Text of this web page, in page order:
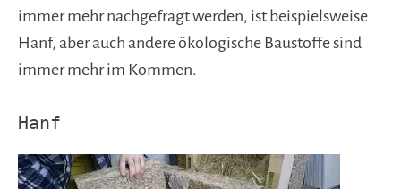
immer mehr nachgefragt werden, ist beispielsweise
Hanf, aber auch andere ökologische Baustoffe sind
immer mehr im Kommen.
Hanf